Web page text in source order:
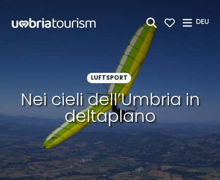
DEU
LUFTSPORT
Nei cieli dell’Umbria in
deltaplano